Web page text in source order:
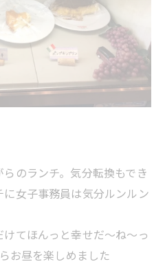
のランチ。気分転換もでき
女子事務員は気分ルンルン
てほんっと幸せだ～ね～っ
お昼を楽しめました